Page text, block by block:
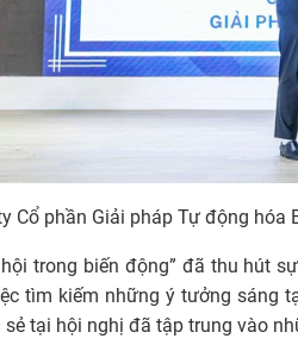
Cổ phần Giải pháp Tự động hóa
trong biến động” đã thu hút
tìm kiếm những ý tưởng
tại hội nghị đã tập trung vào